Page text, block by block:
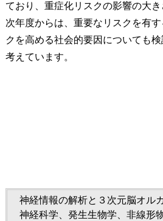
ており、重症化リスクの影響の大き
次年度からは、重要なリスクを有
クを高める社会的要因についても
考えています。
神経情報の解析と３次元脳オル
神経科学、発生生物学、非線形